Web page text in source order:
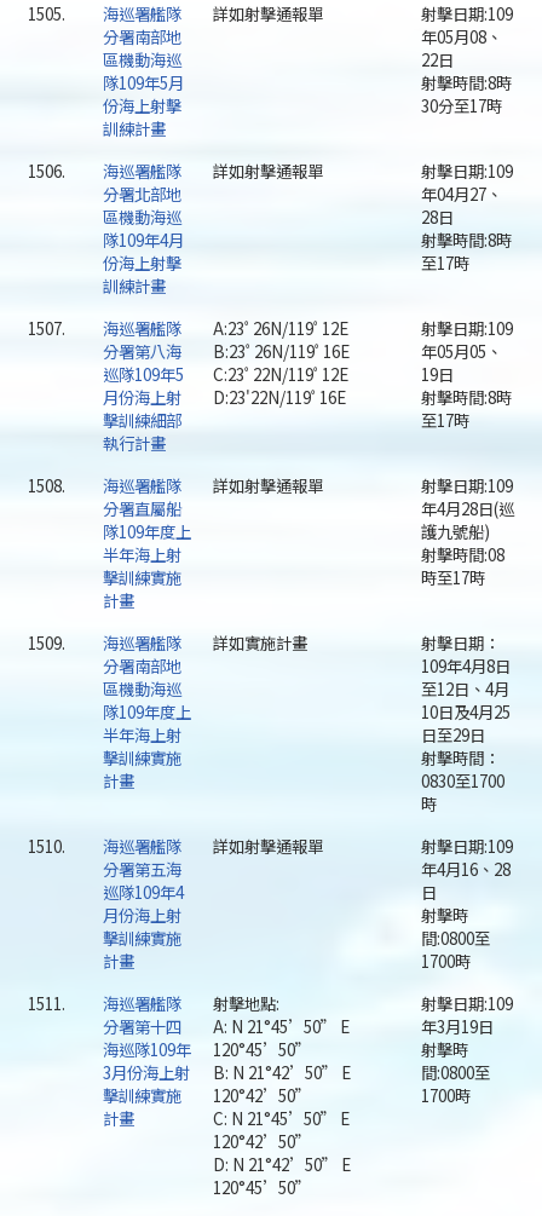
1505.
海巡署艦隊
分署南部地
區機動海巡
隊109年5月
份海上射擊
訓練計畫
詳如射擊通報單
射擊日期:109
年05月08、
22日
射擊時間:8時
30分至17時
1506.
海巡署艦隊
分署北部地
區機動海巡
隊109年4月
份海上射擊
訓練計畫
詳如射擊通報單
射擊日期:109
年04月27、
28日
射擊時間:8時
至17時
1507.
海巡署艦隊
分署第八海
巡隊109年5
月份海上射
擊訓練細部
執行計畫
A:23ﾟ26N/119ﾟ12E
B:23ﾟ26N/119ﾟ16E
C:23ﾟ22N/119ﾟ12E
D:23'22N/119ﾟ16E
射擊日期:109
年05月05、
19日
射擊時間:8時
至17時
1508.
海巡署艦隊
分署直屬船
隊109年度上
半年海上射
擊訓練實施
計畫
詳如射擊通報單
射擊日期:109
年4月28日(巡
護九號船)
射擊時間:08
時至17時
1509.
海巡署艦隊
分署南部地
區機動海巡
隊109年度上
半年海上射
擊訓練實施
計畫
詳如實施計畫
射擊日期：
109年4月8日
至12日、4月
10日及4月25
日至29日
射擊時間：
0830至1700
時
1510.
海巡署艦隊
分署第五海
巡隊109年4
月份海上射
擊訓練實施
計畫
詳如射擊通報單
射擊日期:109
年4月16、28
日
射擊時
間:0800至
1700時
1511.
海巡署艦隊
分署第十四
海巡隊109年
3月份海上射
擊訓練實施
計畫
射擊地點:
A: N 21°45’50” E
120°45’50”
B: N 21°42’50” E
120°42’50”
C: N 21°45’50” E
120°42’50”
D: N 21°42’50” E
120°45’50”
射擊日期:109
年3月19日
射擊時
間:0800至
1700時